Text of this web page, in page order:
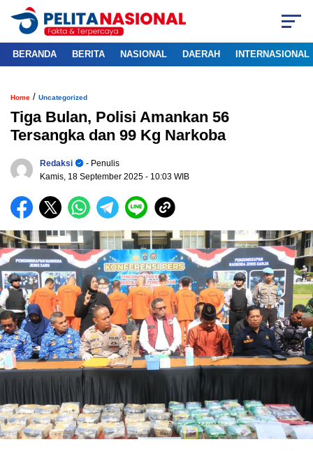
BERANDA BERITA NASIONAL DAERAH INTERNASIONAL
Home / Uncategorized
Tiga Bulan, Polisi Amankan 56
Tersangka dan 99 Kg Narkoba
Redaksi
- Penulis
Kamis, 18 September 2025 - 10:03 WIB